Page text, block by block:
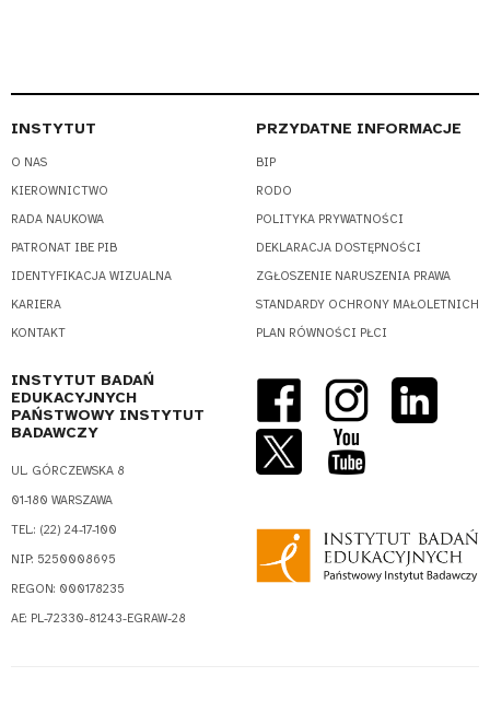
INSTYTUT
O NAS
KIEROWNICTWO
RADA NAUKOWA
PATRONAT IBE PIB
IDENTYFIKACJA WIZUALNA
KARIERA
KONTAKT
PRZYDATNE INFORMACJE
BIP
RODO
POLITYKA PRYWATNOŚCI
DEKLARACJA DOSTĘPNOŚCI
ZGŁOSZENIE NARUSZENIA PRAWA
STANDARDY OCHRONY MAŁOLETNICH
PLAN RÓWNOŚCI PŁCI
INSTYTUT BADAŃ
EDUKACYJNYCH
PAŃSTWOWY INSTYTUT
BADAWCZY
UL. GÓRCZEWSKA 8
01-180 WARSZAWA
TEL.: (22) 24-17-100
NIP: 5250008695
REGON: 000178235
AE: PL-72330-81243-EGRAW-28